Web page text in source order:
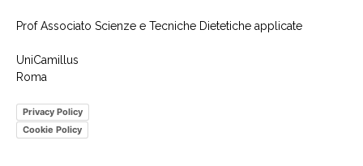
Prof Associato Scienze e Tecniche Dietetiche applicate
UniCamillus
Roma
Privacy Policy
Cookie Policy